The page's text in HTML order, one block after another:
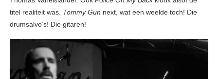
titel realiteit was. Tommy Gun next, wat een weelde toch! Die
drumsalvo’s! Die gitaren!